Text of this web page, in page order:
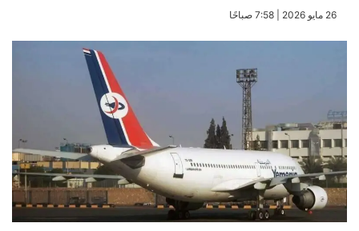
​26 مايو 2026 | 7:58 صباحًا